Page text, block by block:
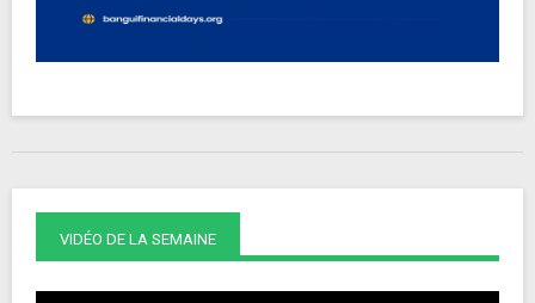
VIDÉO DE LA SEMAINE